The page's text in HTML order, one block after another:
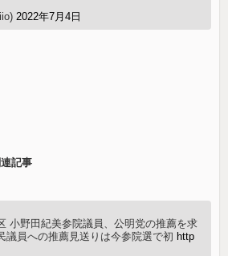
2022年7月4日
記事
小野田紀美参院議員、公明党の推薦を求
議員への推薦見送りは今参院選で初 http